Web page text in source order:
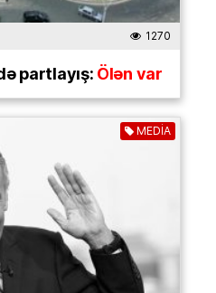
1270
partlayış:Ölən var
MEDİA